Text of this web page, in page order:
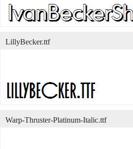
LillyBecker.ttf
Warp-Thruster-Platinum-Italic.ttf